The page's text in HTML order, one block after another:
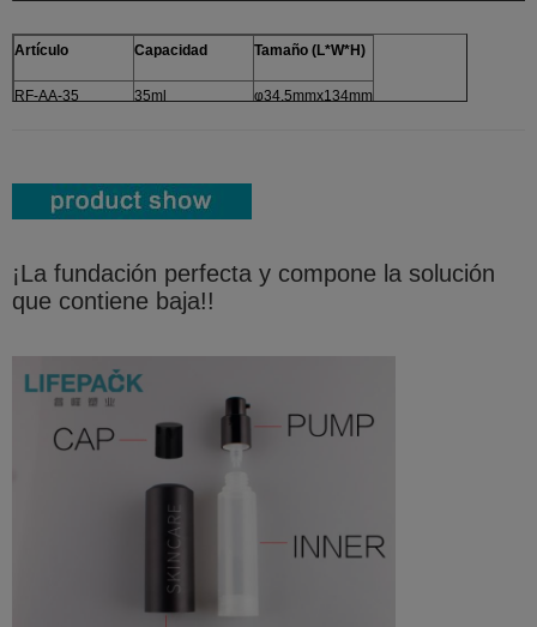
Artículo Capacidad Tamaño (L*W*H)
RF-AA-35 35ml φ34.5mmx134mm
¡La fundación perfecta y compone la solución
que contiene baja!!